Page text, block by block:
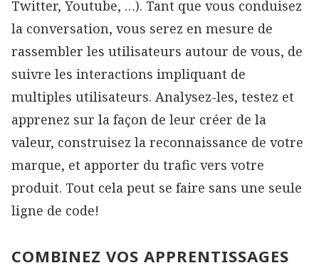
Twitter, Youtube, …). Tant que vous conduisez
la conversation, vous serez en mesure de
rassembler les utilisateurs autour de vous, de
suivre les interactions impliquant de
multiples utilisateurs. Analysez-les, testez et
apprenez sur la façon de leur créer de la
valeur, construisez la reconnaissance de votre
marque, et apporter du trafic vers votre
produit. Tout cela peut se faire sans une seule
ligne de code!
COMBINEZ VOS APPRENTISSAGES